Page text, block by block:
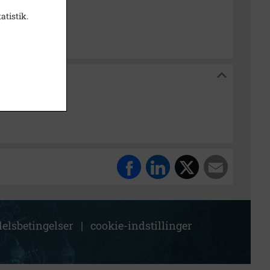
Arkiv Dragør
| cookie-indstillinger